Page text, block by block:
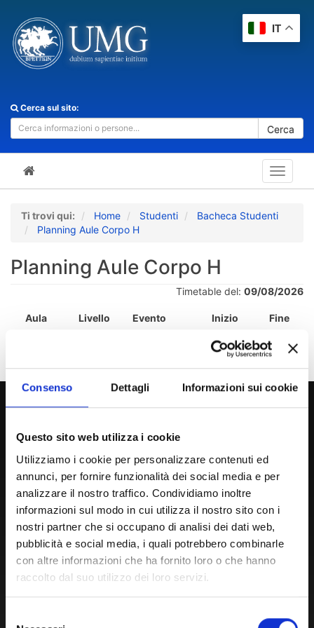
Consenso Dettagli Informazioni sui cookie
Questo sito web utilizza i cookie
Utilizziamo i cookie per personalizzare contenuti ed
annunci, per fornire funzionalità dei social media e per
analizzare il nostro traffico. Condividiamo inoltre
informazioni sul modo in cui utilizza il nostro sito con i
nostri partner che si occupano di analisi dei dati web,
pubblicità e social media, i quali potrebbero combinarle
con altre informazioni che ha fornito loro o che hanno
raccolto dal suo utilizzo dei loro servizi.
Cerca sul sito:
Cerca
Toggle
Ti trovi qui: Home Studenti
Bacheca Studenti
Planning Aule Corpo H
Planning Aule Corpo H
Timetable del: 09/08/2026
Aula Livello Evento Inizio Fine
- spiacenti nessun evento registrato -
800 453 444
Amministrazione Trasparente
Portale Amministrazione Trasparente (PAT in fase di
migrazione)
Atti di Notifica
Normativa di Ateneo
IT